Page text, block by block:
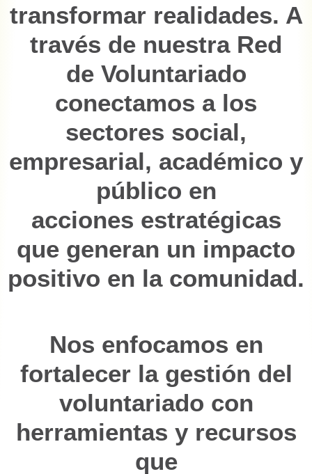
transformar realidades. A
través de nuestra Red
de Voluntariado
conectamos a los
sectores social,
empresarial, académico y
público en
acciones estratégicas
que generan un impacto
positivo en la comunidad.
Nos enfocamos en
fortalecer la gestión del
voluntariado con
herramientas y recursos
que